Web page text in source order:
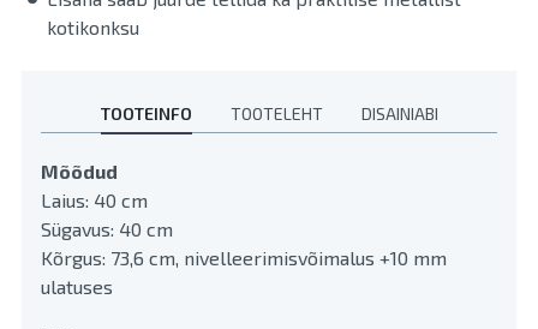
kotikonksu
TOOTEINFO TOOTELEHT DISAINIABI
Mõõdud
Laius: 40 cm
Sügavus: 40 cm
Kõrgus: 73,6 cm, nivelleerimisvõimalus +10 mm
ulatuses